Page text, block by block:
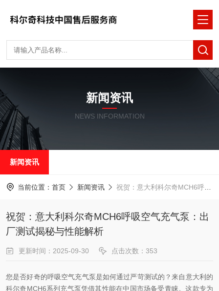
新闻资讯
NEWS INFORMATION
新闻资讯
当前位置： 首页 新闻资讯 祝贺：意大利科尔奇MCH6呼吸空气充气泵：出厂测试揭秘与性能解析
祝贺：意大利科尔奇MCH6呼吸空气充气泵：出
厂测试揭秘与性能解析
更新时间：2025-09-30 点击次数：353
您是否好奇的呼吸空气充气泵是如何通过严苛测试的？来自意大利的
科尔奇MCH6系列充气泵凭借其性能在中国市场备受青睐。这款专为